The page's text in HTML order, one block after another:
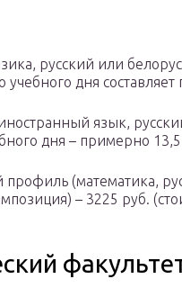
русский или
учебного дня
язык,
дня – примерно
(математика,
– 3225 руб.